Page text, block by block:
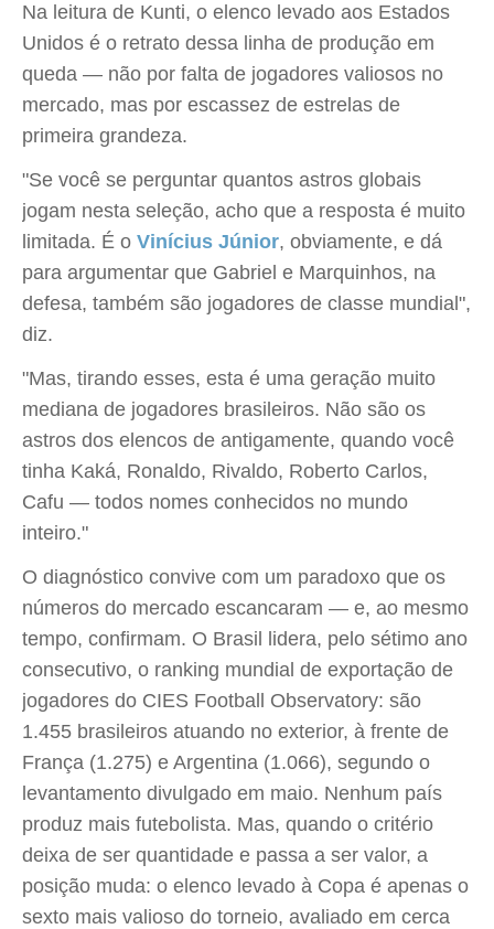
Na leitura de Kunti, o elenco levado aos Estados
Unidos é o retrato dessa linha de produção em
queda — não por falta de jogadores valiosos no
mercado, mas por escassez de estrelas de
primeira grandeza.
"Se você se perguntar quantos astros globais
jogam nesta seleção, acho que a resposta é muito
limitada. É o Vinícius Júnior, obviamente, e dá
para argumentar que Gabriel e Marquinhos, na
defesa, também são jogadores de classe mundial",
diz.
"Mas, tirando esses, esta é uma geração muito
mediana de jogadores brasileiros. Não são os
astros dos elencos de antigamente, quando você
tinha Kaká, Ronaldo, Rivaldo, Roberto Carlos,
Cafu — todos nomes conhecidos no mundo
inteiro."
O diagnóstico convive com um paradoxo que os
números do mercado escancaram — e, ao mesmo
tempo, confirmam. O Brasil lidera, pelo sétimo ano
consecutivo, o ranking mundial de exportação de
jogadores do CIES Football Observatory: são
1.455 brasileiros atuando no exterior, à frente de
França (1.275) e Argentina (1.066), segundo o
levantamento divulgado em maio. Nenhum país
produz mais futebolista. Mas, quando o critério
deixa de ser quantidade e passa a ser valor, a
posição muda: o elenco levado à Copa é apenas o
sexto mais valioso do torneio, avaliado em cerca